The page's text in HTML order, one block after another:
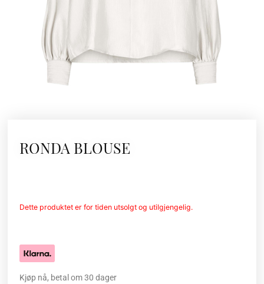
RONDA BLOUSE
Dette produktet er for tiden utsolgt og utilgjengelig.
Kjøp nå, betal om 30 dager